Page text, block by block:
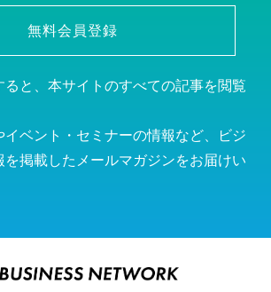
無料会員登録
ると、本サイトのすべての記事を閲覧
イベント・セミナーの情報など、ビジ
を掲載したメールマガジンをお届けい